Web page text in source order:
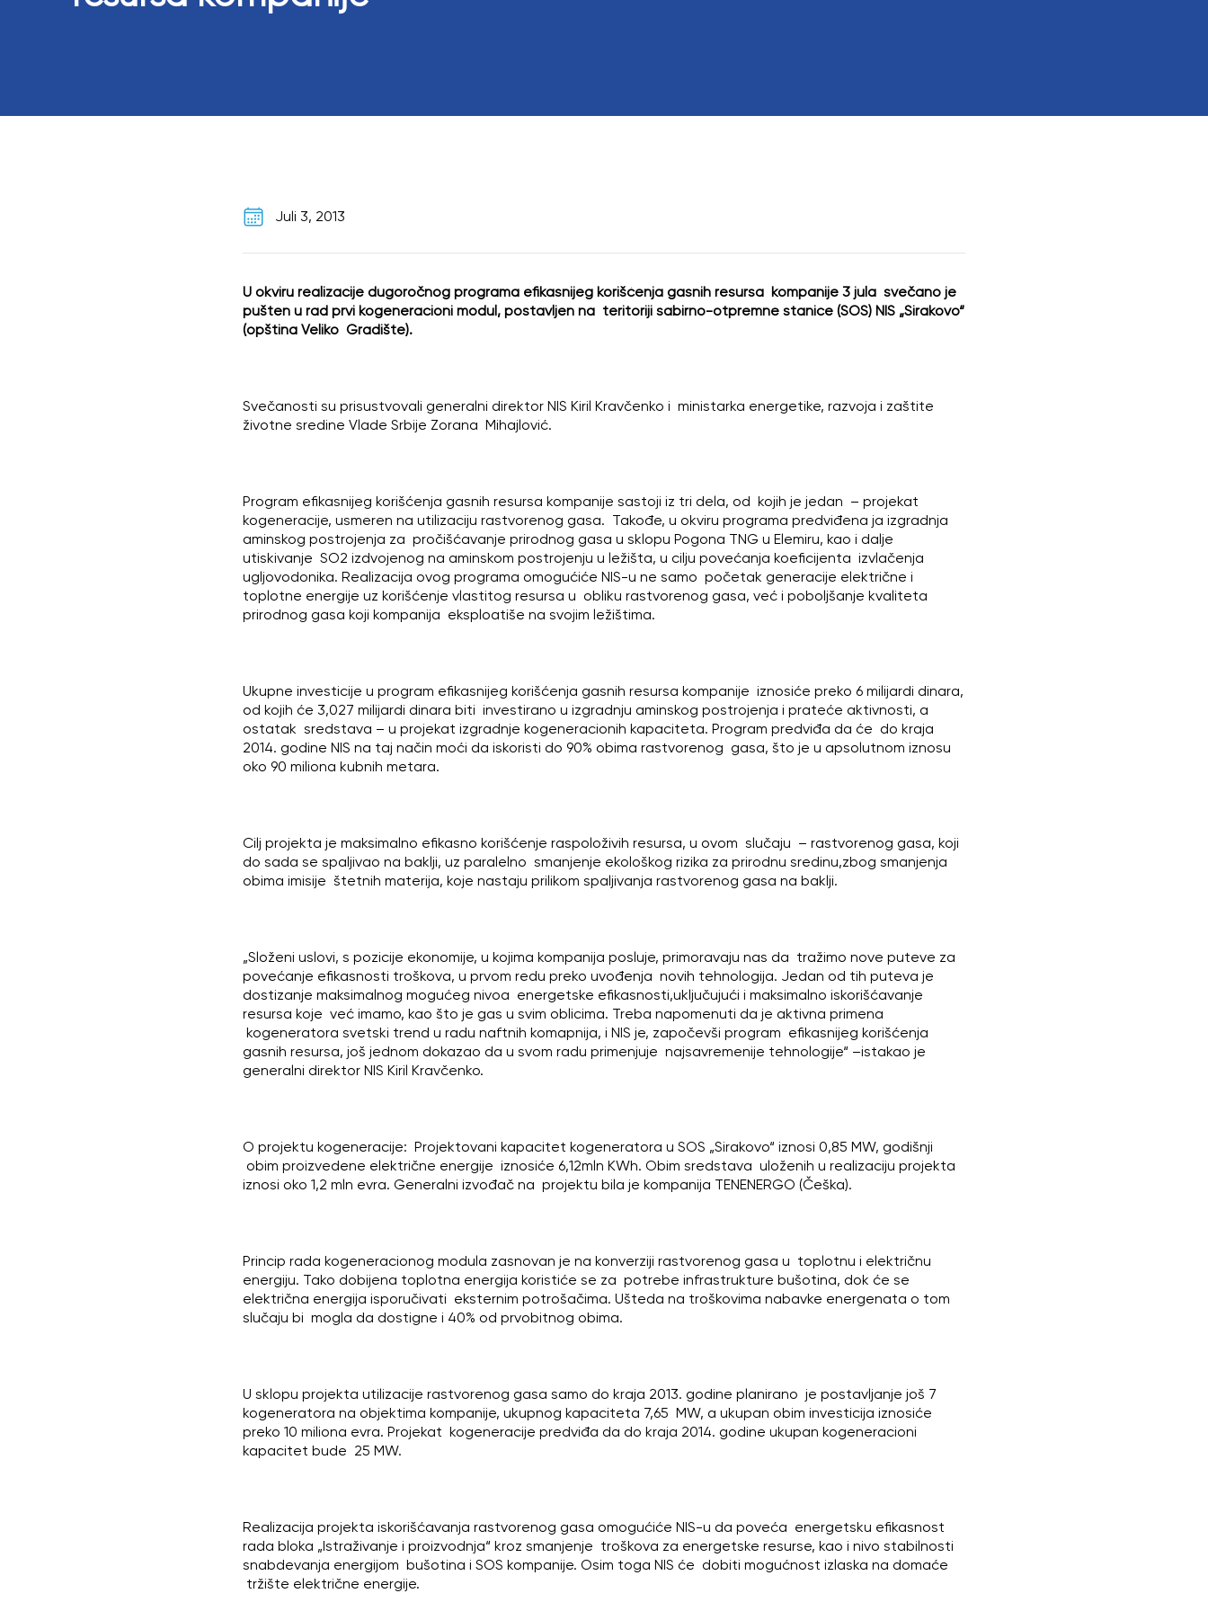
Juli 3, 2013
U okviru realizacije dugoročnog programa efikasnijeg korišćenja gasnih resursa kompanije 3 jula svečano je
pušten u rad prvi kogeneracioni modul, postavljen na teritoriji sabirno-otpremne stanice (SOS) NIS „Sirakovo“
(opština Veliko Gradište).
Svečanosti su prisustvovali generalni direktor NIS Kiril Kravčenko i ministarka energetike, razvoja i zaštite
životne sredine Vlade Srbije Zorana Mihajlović.
Program efikasnijeg korišćenja gasnih resursa kompanije sastoji iz tri dela, od kojih je jedan – projekat
kogeneracije, usmeren na utilizaciju rastvorenog gasa. Takođe, u okviru programa predviđena ja izgradnja
aminskog postrojenja za pročišćavanje prirodnog gasa u sklopu Pogona TNG u Elemiru, kao i dalje
utiskivanje SO2 izdvojenog na aminskom postrojenju u ležišta, u cilju povećanja koeficijenta izvlačenja
ugljovodonika. Realizacija ovog programa omogućiće NIS-u ne samo početak generacije električne i
toplotne energije uz korišćenje vlastitog resursa u obliku rastvorenog gasa, već i poboljšanje kvaliteta
prirodnog gasa koji kompanija eksploatiše na svojim ležištima.
Ukupne investicije u program efikasnijeg korišćenja gasnih resursa kompanije iznosiće preko 6 milijardi dinara,
od kojih će 3,027 milijardi dinara biti investirano u izgradnju aminskog postrojenja i prateće aktivnosti, a
ostatak sredstava – u projekat izgradnje kogeneracionih kapaciteta. Program predviđa da će do kraja
2014. godine NIS na taj način moći da iskoristi do 90% obima rastvorenog gasa, što je u apsolutnom iznosu
oko 90 miliona kubnih metara.
Cilj projekta je maksimalno efikasno korišćenje raspoloživih resursa, u ovom slučaju – rastvorenog gasa, koji
do sada se spaljivao na baklji, uz paralelno smanjenje ekološkog rizika za prirodnu sredinu,zbog smanjenja
obima imisije štetnih materija, koje nastaju prilikom spaljivanja rastvorenog gasa na baklji.
„Složeni uslovi, s pozicije ekonomije, u kojima kompanija posluje, primoravaju nas da tražimo nove puteve za
povećanje efikasnosti troškova, u prvom redu preko uvođenja novih tehnologija. Jedan od tih puteva je
dostizanje maksimalnog mogućeg nivoa energetske efikasnosti,uključujući i maksimalno iskorišćavanje
resursa koje već imamo, kao što je gas u svim oblicima. Treba napomenuti da je aktivna primena
kogeneratora svetski trend u radu naftnih komapnija, i NIS je, započevši program efikasnijeg korišćenja
gasnih resursa, još jednom dokazao da u svom radu primenjuje najsavremenije tehnologije“ –istakao je
generalni direktor NIS Kiril Kravčenko.
O projektu kogeneracije: Projektovani kapacitet kogeneratora u SOS „Sirakovo“ iznosi 0,85 MW, godišnji
obim proizvedene električne energije iznosiće 6,12mln KWh. Obim sredstava uloženih u realizaciju projekta
iznosi oko 1,2 mln evra. Generalni izvođač na projektu bila je kompanija TENENERGO (Češka).
Princip rada kogeneracionog modula zasnovan je na konverziji rastvorenog gasa u toplotnu i električnu
energiju. Tako dobijena toplotna energija koristiće se za potrebe infrastrukture bušotina, dok će se
električna energija isporučivati eksternim potrošačima. Ušteda na troškovima nabavke energenata o tom
slučaju bi mogla da dostigne i 40% od prvobitnog obima.
U sklopu projekta utilizacije rastvorenog gasa samo do kraja 2013. godine planirano je postavljanje još 7
kogeneratora na objektima kompanije, ukupnog kapaciteta 7,65 MW, a ukupan obim investicija iznosiće
preko 10 miliona evra. Projekat kogeneracije predviđa da do kraja 2014. godine ukupan kogeneracioni
kapacitet bude 25 MW.
Realizacija projekta iskorišćavanja rastvorenog gasa omogućiće NIS-u da poveća energetsku efikasnost
rada bloka „Istraživanje i proizvodnja“ kroz smanjenje troškova za energetske resurse, kao i nivo stabilnosti
snabdevanja energijom bušotina i SOS kompanije. Osim toga NIS će dobiti mogućnost izlaska na domaće
tržište električne energije.